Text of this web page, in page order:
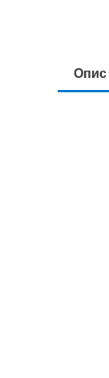
Опис